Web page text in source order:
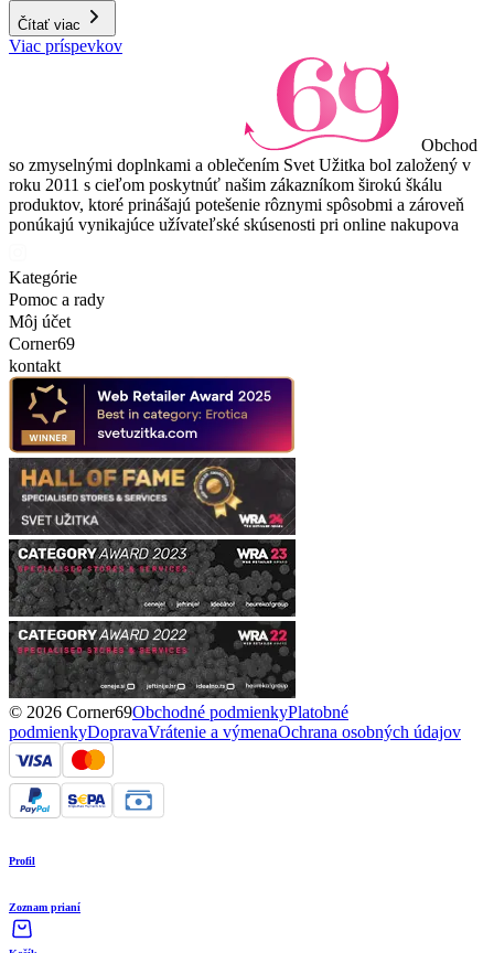
Čítať viac
Viac príspevkov
Obchod
so zmyselnými doplnkami a oblečením Svet Užitka bol založený v
roku 2011 s cieľom poskytnúť našim zákazníkom širokú škálu
produktov, ktoré prinášajú potešenie rôznymi spôsobmi a zároveň
ponúkajú vynikajúce užívateľské skúsenosti pri online nakupova
Kategórie
Pomoc a rady
Môj účet
Corner69
kontakt
© 2026 Corner69Obchodné podmienkyPlatobné
podmienkyDopravaVrátenie a výmenaOchrana osobných údajov
Profil
Zoznam prianí